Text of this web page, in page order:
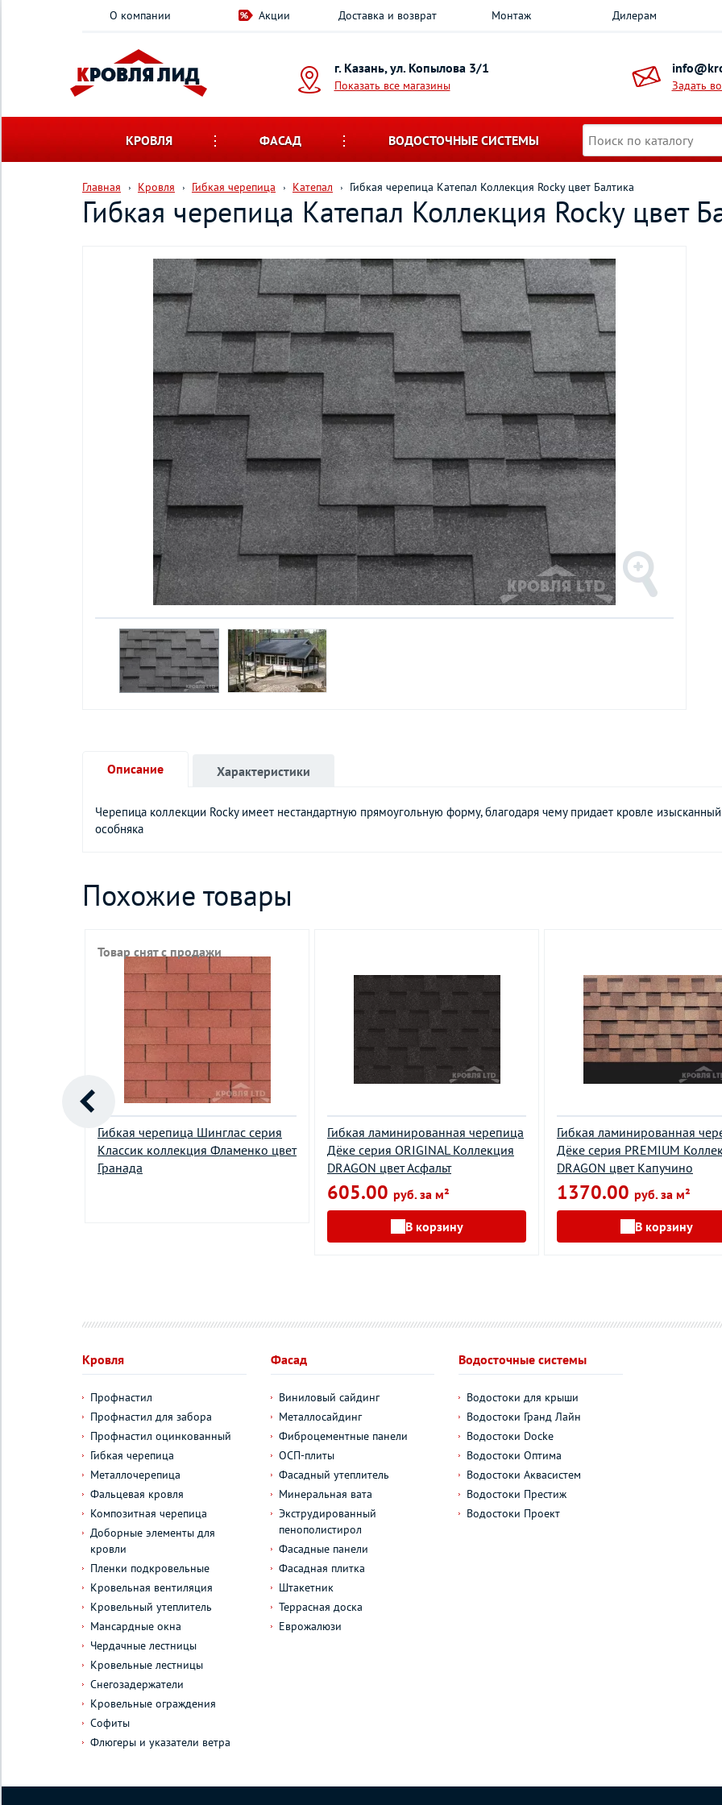
О компании Акции Доставка и возврат Монтаж Дилерам
г. Казань, ул. Копылова 3/1
Показать все магазины Задать
КРОВЛЯ ФАСАД ВОДОСТОЧНЫЕ СИСТЕМЫ
Главная Кровля Гибкая черепица Катепал Гибкая черепица Катепал Коллекция Rocky цвет Балтика
Гибкая черепица Катепал Коллекция Rocky цвет
Описание
Черепица коллекции Rocky имеет нестандартную прямоугольную форму, благодаря чему придает кровле
особняка
Характеристики
Похожие товары
Гибкая черепица Шинглас серия
Классик коллекция Фламенко цвет
Гранада
Товар снят с продажи
Гибкая ламинированная черепица
Дёке серия ORIGINAL Коллекция
DRAGON цвет Асфальт
605.00 руб. за м²
В корзину
Гибкая ламинированная
Дёке серия PREMIUM
DRAGON цвет Капучино
1370.00 руб. за м²
В корзину
Кровля
Профнастил
Профнастил для забора
Профнастил оцинкованный
Гибкая черепица
Металлочерепица
Фальцевая кровля
Композитная черепица
Доборные элементы для
кровли
Пленки подкровельные
Кровельная вентиляция
Кровельный утеплитель
Мансардные окна
Чердачные лестницы
Кровельные лестницы
Снегозадержатели
Кровельные ограждения
Софиты
Флюгеры и указатели ветра
Фасад
Виниловый сайдинг
Металлосайдинг
Фиброцементные панели
ОСП-плиты
Фасадный утеплитель
Минеральная вата
Экструдированный
пенополистирол
Фасадные панели
Фасадная плитка
Штакетник
Террасная доска
Еврожалюзи
Водосточные системы
Водостоки для крыши
Водостоки Гранд Лайн
Водостоки Docke
Водостоки Оптима
Водостоки Аквасистем
Водостоки Престиж
Водостоки Проект